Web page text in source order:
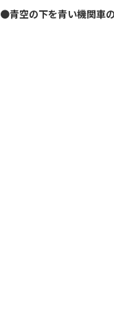
●青空の下を青い機関車